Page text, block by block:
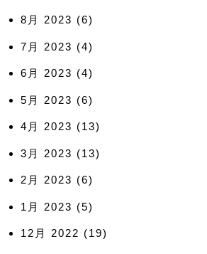
8月 2023 (6)
7月 2023 (4)
6月 2023 (4)
5月 2023 (6)
4月 2023 (13)
3月 2023 (13)
2月 2023 (6)
1月 2023 (5)
12月 2022 (19)